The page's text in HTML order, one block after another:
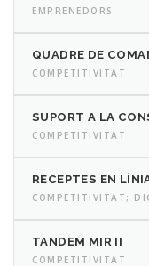
EMPRENEDORS
QUADRE DE
COMPETITIVITAT
SUPORT A LA
COMPETITIVITAT
RECEPTES EN
COMPETITIVITAT;
TANDEM MIR II
COMPETITIVITAT